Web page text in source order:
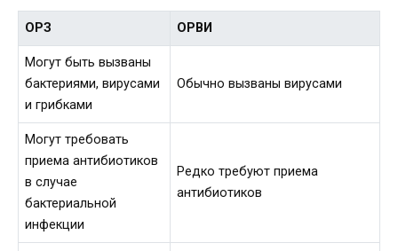
ОРЗ ОРВИ
Могут быть вызваны
бактериями, вирусами
и грибками
Обычно вызваны вирусами
Могут требовать
приема антибиотиков
в случае
бактериальной
инфекции
Редко требуют приема
антибиотиков